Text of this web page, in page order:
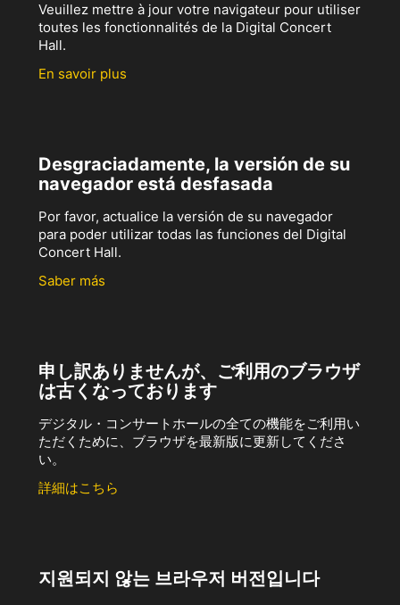
Veuillez mettre à jour votre navigateur pour utiliser
toutes les fonctionnalités de la Digital Concert
Hall.
En savoir plus
Desgraciadamente, la versión de su
navegador está desfasada
Por favor, actualice la versión de su navegador
para poder utilizar todas las funciones del Digital
Concert Hall.
Saber más
申し訳ありませんが、ご利用のブラウザ
は古くなっております
デジタル・コンサートホールの全ての機能をご利用い
ただくために、ブラウザを最新版に更新してくださ
い。
詳細はこちら
지원되지 않는 브라우저 버전입니다